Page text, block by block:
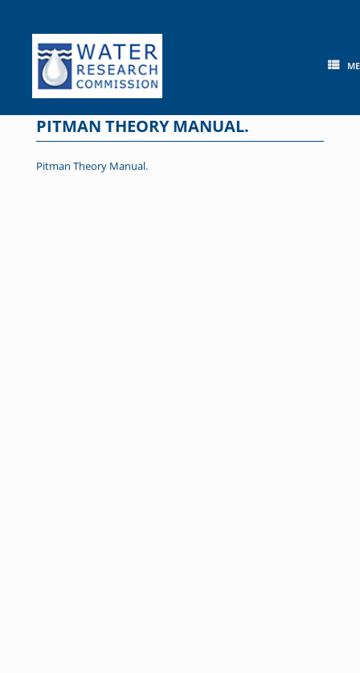
content
PITMAN THEORY MANUAL.
Pitman Theory Manual.